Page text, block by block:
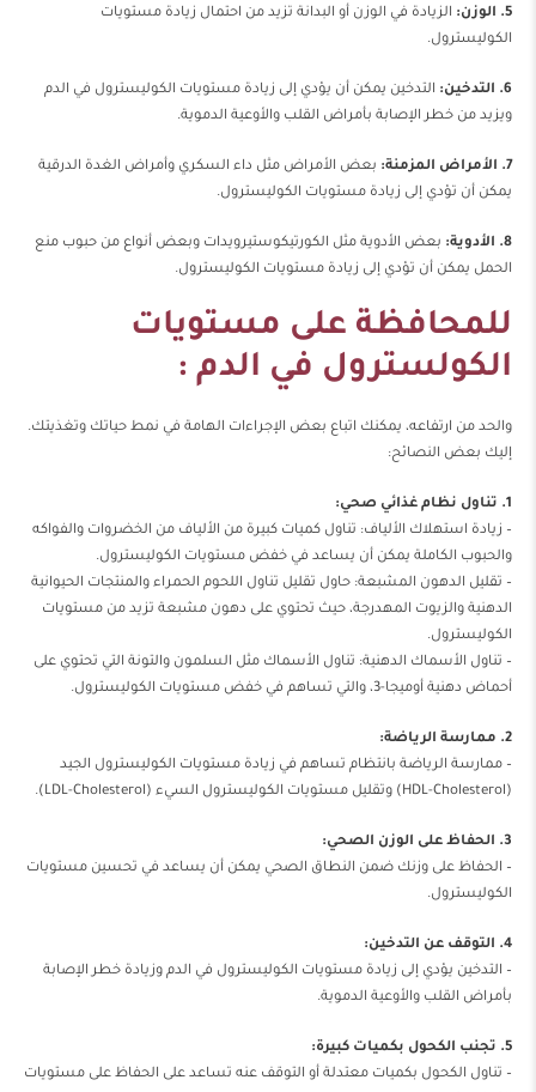
5. الوزن:
الزيادة في الوزن أو البدانة تزيد من احتمال زيادة مستويات
الكوليسترول.
6. التدخين:
التدخين يمكن أن يؤدي إلى زيادة مستويات الكوليسترول في الدم
ويزيد من خطر الإصابة بأمراض القلب والأوعية الدموية.
7. الأمراض المزمنة:
بعض الأمراض مثل داء السكري وأمراض الغدة الدرقية
يمكن أن تؤدي إلى زيادة مستويات الكوليسترول.
8. الأدوية:
بعض الأدوية مثل الكورتيكوستيرويدات وبعض أنواع من حبوب منع
الحمل يمكن أن تؤدي إلى زيادة مستويات الكوليسترول.
للمحافظة على مستويات
الكولسترول في الدم :
والحد من ارتفاعه، يمكنك اتباع بعض الإجراءات الهامة في نمط حياتك وتغذيتك.
إليك بعض النصائح:
1. تناول نظام غذائي صحي:
– زيادة استهلاك الألياف: تناول كميات كبيرة من الألياف من الخضروات والفواكه
والحبوب الكاملة يمكن أن يساعد في خفض مستويات الكوليسترول.
– تقليل الدهون المشبعة: حاول تقليل تناول اللحوم الحمراء والمنتجات الحيوانية
الدهنية والزيوت المهدرجة، حيث تحتوي على دهون مشبعة تزيد من مستويات
الكوليسترول.
– تناول الأسماك الدهنية: تناول الأسماك مثل السلمون والتونة التي تحتوي على
أحماض دهنية أوميجا-3، والتي تساهم في خفض مستويات الكوليسترول.
2. ممارسة الرياضة:
– ممارسة الرياضة بانتظام تساهم في زيادة مستويات الكوليسترول الجيد
(HDL-Cholesterol) وتقليل مستويات الكوليسترول السيء (LDL-Cholesterol).
3. الحفاظ على الوزن الصحي:
– الحفاظ على وزنك ضمن النطاق الصحي يمكن أن يساعد في تحسين مستويات
الكوليسترول.
4. التوقف عن التدخين:
– التدخين يؤدي إلى زيادة مستويات الكوليسترول في الدم وزيادة خطر الإصابة
بأمراض القلب والأوعية الدموية.
5. تجنب الكحول بكميات كبيرة:
– تناول الكحول بكميات معتدلة أو التوقف عنه تساعد على الحفاظ على مستويات